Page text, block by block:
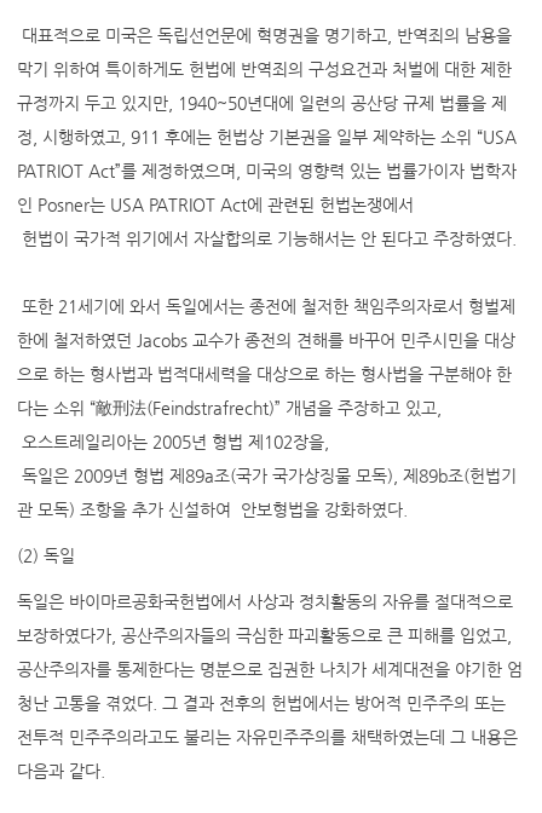
대표적으로 미국은 독립선언문에 혁명권을 명기하고, 반역죄의 남용을
막기 위하여 특이하게도 헌법에 반역죄의 구성요건과 처벌에 대한 제한
규정까지 두고 있지만, 1940~50년대에 일련의 공산당 규제 법률을 제
정, 시행하였고, 911 후에는 헌법상 기본권을 일부 제약하는 소위 “USA
PATRIOT Act”를 제정하였으며, 미국의 영향력 있는 법률가이자 법학자
인 Posner는 USA PATRIOT Act에 관련된 헌법논쟁에서
헌법이 국가적 위기에서 자살합의로 기능해서는 안 된다고 주장하였다.
또한 21세기에 와서 독일에서는 종전에 철저한 책임주의자로서 형벌제
한에 철저하였던 Jacobs 교수가 종전의 견해를 바꾸어 민주시민을 대상
으로 하는 형사법과 법적대세력을 대상으로 하는 형사법을 구분해야 한
다는 소위 “敵刑法(Feindstrafrecht)” 개념을 주장하고 있고,
오스트레일리아는 2005년 형법 제102장을,
독일은 2009년 형법 제89a조(국가 국가상징물 모독), 제89b조(헌법기
관 모독) 조항을 추가 신설하여 안보형법을 강화하였다.
(2) 독일
독일은 바이마르공화국헌법에서 사상과 정치활동의 자유를 절대적으로
보장하였다가, 공산주의자들의 극심한 파괴활동으로 큰 피해를 입었고,
공산주의자를 통제한다는 명분으로 집권한 나치가 세계대전을 야기한 엄
청난 고통을 겪었다. 그 결과 전후의 헌법에서는 방어적 민주주의 또는
전투적 민주주의라고도 불리는 자유민주주의를 채택하였는데 그 내용은
다음과 같다.